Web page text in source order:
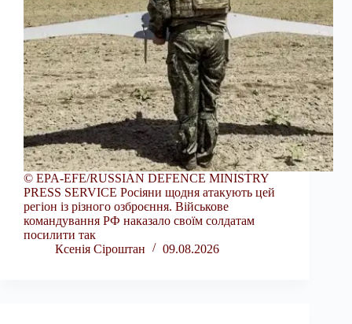
© EPA-EFE/RUSSIAN DEFENCE MINISTRY
PRESS SERVICE Росіяни щодня атакують цей
регіон із різного озброєння. Військове
командування РФ наказало своїм солдатам
посилити так
Ксенія Сіроштан
09.08.2026